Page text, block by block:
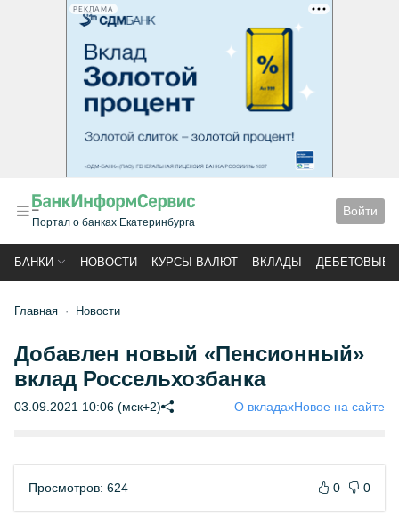
РЕКЛАМА
Портал о банках Екатеринбурга
Войти
БАНКИ НОВОСТИ КУРСЫ ВАЛЮТ ВКЛАДЫ ДЕБЕТОВЫЕ
Главная Новости
Добавлен новый «Пенсионный»
вклад Россельхозбанка
03.09.2021 10:06 (мск+2) О вкладахНовое на сайте
Просмотров: 624 0 0